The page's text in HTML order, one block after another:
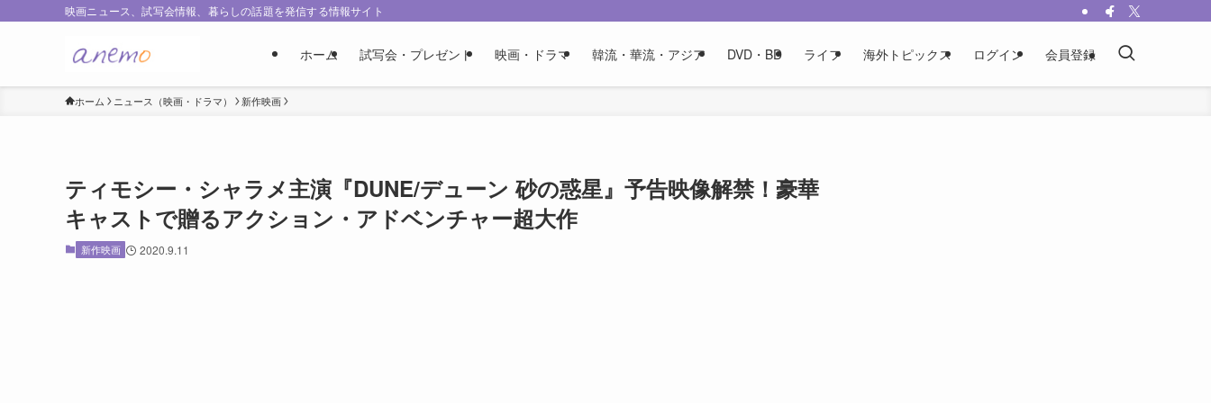
映画ニュース、試写会情報、暮らしの話題を発信する情報サイト
ホーム 試写会・プレゼント 映画・ドラマ 韓流・華流・アジア DVD・BD ライフ 海外トピックス ログイン 会員登録
ホーム ニュース（映画・ドラマ） 新作映画
ティモシー・シャラメ主演『DUNE/デューン 砂の惑星』予告映像解禁！豪華
キャストで贈るアクション・アドベンチャー超大作
新作映画 2020.9.11